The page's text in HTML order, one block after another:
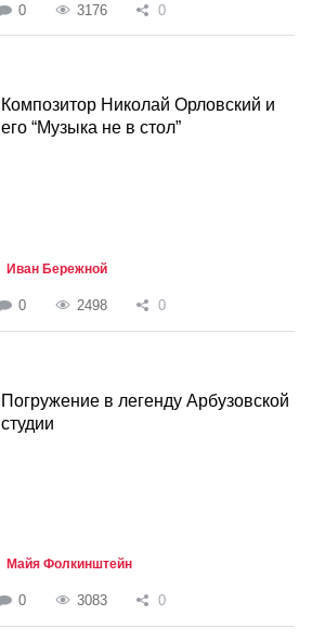
0 3176 0
Композитор Николай Орловский и
его “Музыка не в стол”
Иван Бережной
0 2498 0
Погружение в легенду Арбузовской
студии
Майя Фолкинштейн
0 3083 0